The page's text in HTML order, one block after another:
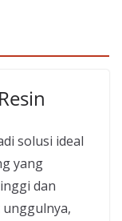
solusi ideal
yang
dan